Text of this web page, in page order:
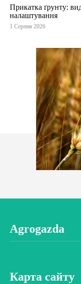
Прикатка ґрунту:
налаштування
1 Серпня 2026
Agrogazda
Карта сайту